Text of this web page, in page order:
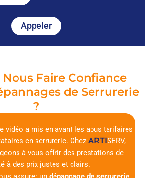
Appeler
Faire Confiance
de Serrurerie
?
vidéo a mis en avant les abus tarifaires
en serrurerie. Chez ARTISERV,
à vous offrir des prestations de
à des prix justes et clairs.
assurer un dépannage de serrurerie